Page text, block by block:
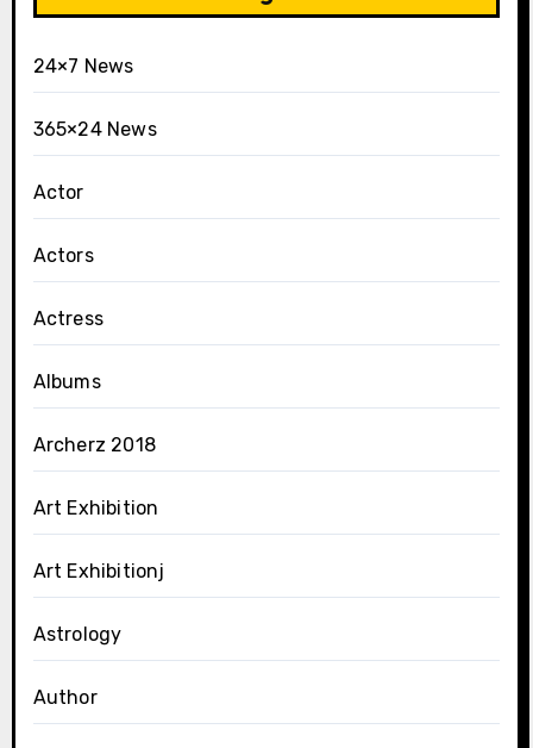
24×7 News
365×24 News
Actor
Actors
Actress
Albums
Archerz 2018
Art Exhibition
Art Exhibitionj
Astrology
Author